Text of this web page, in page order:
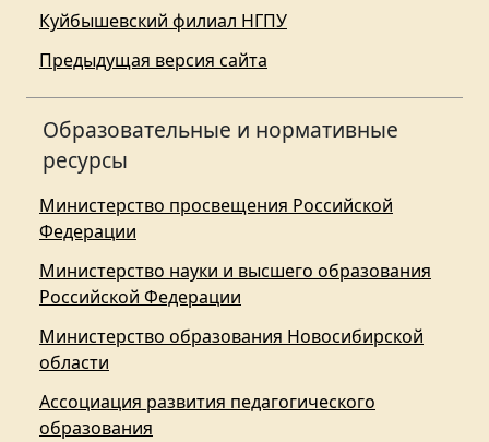
Куйбышевский филиал НГПУ
Предыдущая версия сайта
Образовательные и нормативные
ресурсы
Министерство просвещения Российской
Федерации
Министерство науки и высшего образования
Российской Федерации
Министерство образования Новосибирской
области
Ассоциация развития педагогического
образования